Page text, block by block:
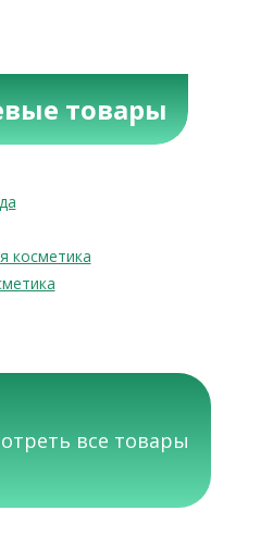
товары
косметика
все товары